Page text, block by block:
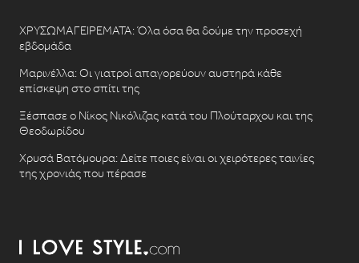
ΧΡΥΣΩΜΑΓΕΙΡΕΜΑΤΑ: Όλα όσα θα δούμε την προσεχή
εβδομάδα
Μαρινέλλα: Οι γιατροί απαγορεύουν αυστηρά κάθε
επίσκεψη στο σπίτι της
Ξέσπασε ο Νίκος Νικόλιζας κατά του Πλούταρχου και της
Θεοδωρίδου
Χρυσά Βατόμουρα: Δείτε ποιες είναι οι χειρότερες ταινίες
της χρονιάς που πέρασε